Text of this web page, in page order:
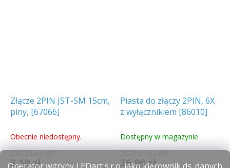
Złącze 2PIN JST-SM 15cm,
piny, [67066]
Obecnie niedostępny.
2.59 zł bez VAT
3.19 zł
Piasta do złączy 2PIN, 6X
z wyłącznikiem [86010]
Dostępny w magazynie
30.07 zł bez VAT
36.99 zł